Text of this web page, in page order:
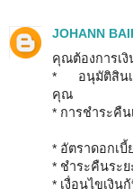
JOHANN
คุณต้องการเงิ
* อนุมัติสินเชื่
คุณ
* การชำระคื
* อัตราดอกเบี้
* ชำระคืนระย
* เงื่อนไขเงิน